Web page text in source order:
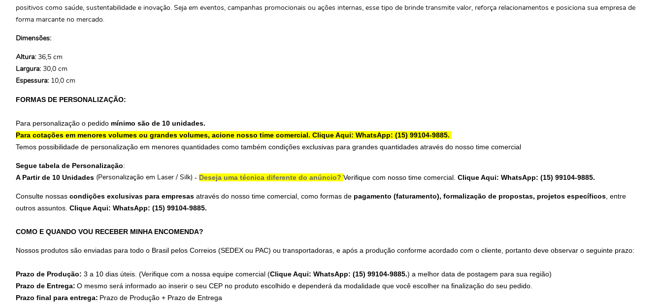
positivos como saúde, sustentabilidade e inovação. Seja em eventos, campanhas promocionais ou ações internas, esse tipo de brinde transmite valor, reforça relacionamentos e posiciona sua empresa de
forma marcante no mercado.
Dimensões:
Altura: 36,5 cm
Largura: 30,0 cm
Espessura: 10,0 cm
FORMAS DE PERSONALIZAÇÃO:
Para personalização o pedido mínimo são de 10 unidades.
Para cotações em menores volumes ou grandes volumes, acione nosso time comercial. Clique Aqui: WhatsApp: (15) 99104-9885.
Temos possibilidade de personalização em menores quantidades como também condições exclusivas para grandes quantidades através do nosso time comercial
Segue tabela de Personalização:
A Partir de 10 Unidades (Personalização em Laser / Silk) - Deseja uma técnica diferente do anúncio? Verifique com nosso time comercial. Clique Aqui: WhatsApp: (15) 99104-9885.
Consulte nossas condições exclusivas para empresas através do nosso time comercial, como formas de pagamento (faturamento), formalização de propostas, projetos específicos , entre
outros assuntos. Clique Aqui: WhatsApp: (15) 99104-9885.
COMO E QUANDO VOU RECEBER MINHA ENCOMENDA?
Nossos produtos são enviadas para todo o Brasil pelos Correios (SEDEX ou PAC) ou transportadoras, e após a produção conforme acordado com o cliente, portanto deve observar o seguinte prazo:
Prazo de Produção: 3 a 10 dias úteis. (Verifique com a nossa equipe comercial (Clique Aqui: WhatsApp: (15) 99104-9885.) a melhor data de postagem para sua região)
Prazo de Entrega: O mesmo será informado ao inserir o seu CEP no produto escolhido e dependerá da modalidade que você escolher na finalização do seu pedido.
Prazo final para entrega: Prazo de Produção + Prazo de Entrega